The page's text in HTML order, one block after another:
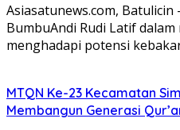
Asiasatunews.com,
BumbuAndi Rudi Latif
menghadapi potensi
MTQN Ke-23 Kecamatan
Membangun Generasi